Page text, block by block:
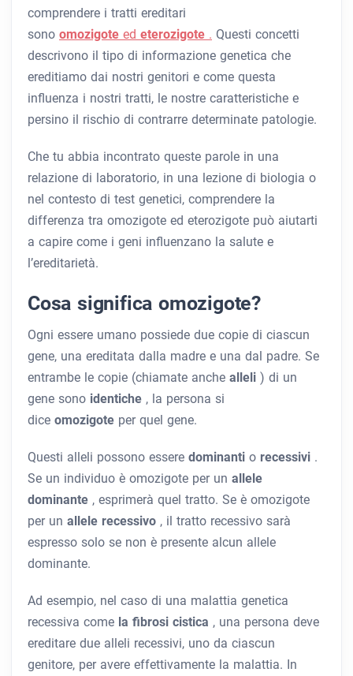
comprendere i tratti ereditari
sono omozigote ed eterozigote . Questi concetti
descrivono il tipo di informazione genetica che
ereditiamo dai nostri genitori e come questa
influenza i nostri tratti, le nostre caratteristiche e
persino il rischio di contrarre determinate patologie.
Che tu abbia incontrato queste parole in una
relazione di laboratorio, in una lezione di biologia o
nel contesto di test genetici, comprendere la
differenza tra omozigote ed eterozigote può aiutarti
a capire come i geni influenzano la salute e
l’ereditarietà.
Cosa significa omozigote?
Ogni essere umano possiede due copie di ciascun
gene, una ereditata dalla madre e una dal padre. Se
entrambe le copie (chiamate anche alleli ) di un
gene sono identiche , la persona si
dice omozigote per quel gene.
Questi alleli possono essere dominanti o recessivi .
Se un individuo è omozigote per un allele
dominante , esprimerà quel tratto. Se è omozigote
per un allele recessivo , il tratto recessivo sarà
espresso solo se non è presente alcun allele
dominante.
Ad esempio, nel caso di una malattia genetica
recessiva come la fibrosi cistica , una persona deve
ereditare due alleli recessivi, uno da ciascun
genitore, per avere effettivamente la malattia. In